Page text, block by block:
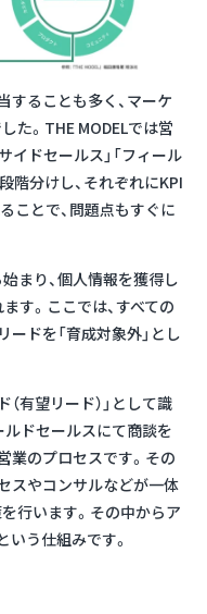
ることも多く、マーケ
た。THE MODELでは営
イドセールス」「フィール
階分けし、それぞれにKPI
ことで、問題点もすぐに
まり、個人情報を獲得し
す。ここでは、 すべての
ドを「育成対象外」とし
有望リード）」として識
ルドセールスにて商談を
業のプロセスです。その
スやコンサルなどが一体
行います。その中からア
いう仕組みです。